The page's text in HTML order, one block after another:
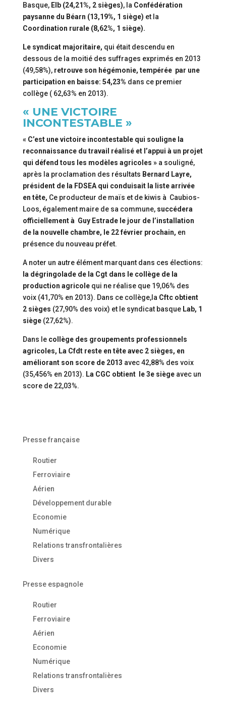
Basque, Elb (24,21%, 2 sièges), la Confédération
paysanne du Béarn (13,19%, 1 siège) et la
Coordination rurale (8,62%, 1 siège).
Le syndicat majoritaire, qui était descendu en
dessous de la moitié des suffrages exprimés en 2013
(49,58%), retrouve son hégémonie, tempérée par une
participation en baisse: 54,23% dans ce premier
collège ( 62,63% en 2013).
« UNE VICTOIRE
INCONTESTABLE »
« C’est une victoire incontestable qui souligne la
reconnaissance du travail réalisé et l’appui à un projet
qui défend tous les modèles agricoles »a souligné,
après la proclamation des résultats Bernard Layre,
président de la FDSEA qui conduisait la liste arrivée
en tête, Ce producteur de maïs et de kiwis à Caubios-
Loos, également maire de sa commune, succédera
officiellement à Guy Estrade le jour de l’installation
de la nouvelle chambre, le 22 février prochain, en
présence du nouveau préfet.
A noter un autre élément marquant dans ces élections:
la dégringolade de la Cgt dans le collège de la
production agricolequi ne réalise que 19,06% des
voix (41,70% en 2013). Dans ce collège,la Cftc obtient
2 sièges (27,90% des voix) et le syndicat basque Lab, 1
siège(27,62%).
Dans lecollège des groupements professionnels
agricoles, La Cfdt reste en tête avec 2 sièges, en
améliorant son score de 2013 avec 42,88% des voix
(35,456% en 2013). La CGC obtient le 3e siègeavec un
score de 22,03%.
Presse française
Routier
Ferroviaire
Aérien
Développement durable
Economie
Numérique
Relations transfrontalières
Divers
Presse espagnole
Routier
Ferroviaire
Aérien
Economie
Numérique
Relations transfrontalières
Divers